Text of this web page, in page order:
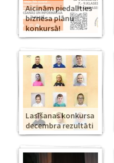
Aicinām piedalīties
biznesa plānu
konkursā!
Lasīšanas konkursa
decembra rezultāti